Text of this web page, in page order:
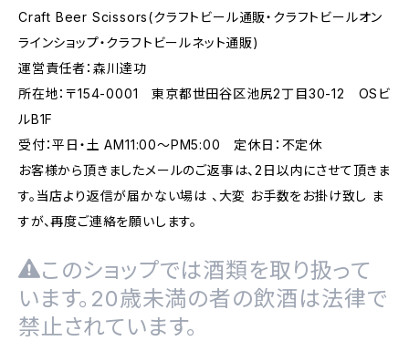
Craft Beer Scissors(クラフトビール通販・クラフトビールオン
ラインショップ・クラフトビールネット通販)
運営責任者：森川達功
所在地：〒154-0001 東京都世田谷区池尻2丁目30-12 OSビ
ルB1F
受付：平日・土 AM11:00～PM5:00 定休日：不定休
お客様から頂きましたメールのご返事は、2日以内にさせて頂きま
す。当店より返信が届かない場は 、大変 お手数をお掛け致し ま
すが、再度ご連絡を願いします。
このショップでは酒類を取り扱って
います。20歳未満の者の飲酒は法律で
禁止されています。